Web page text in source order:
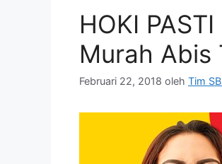
HOKI
Murah Abis
Februari 22, 2018 oleh Tim